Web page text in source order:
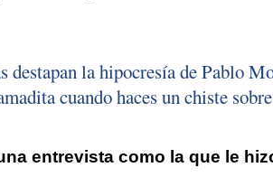
destapan la hipocresía de Pablo
cuando haces un chiste
entrevista como la que le